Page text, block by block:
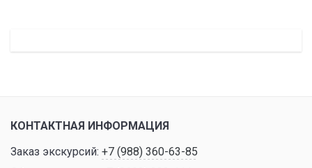
КОНТАКТНАЯ ИНФОРМАЦИЯ
Заказ экскурсий: +7 (988) 360-63-85